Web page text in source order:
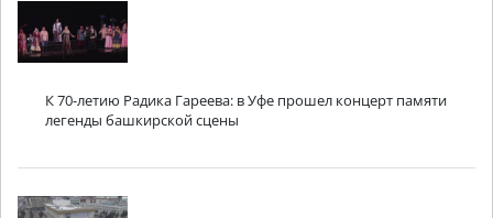
К 70-летию Радика Гареева: в Уфе прошел концерт памяти
легенды башкирской сцены